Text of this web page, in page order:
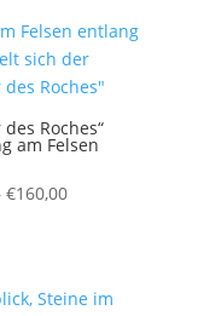
Roches“
am Felsen
€160,00Preisspanne: